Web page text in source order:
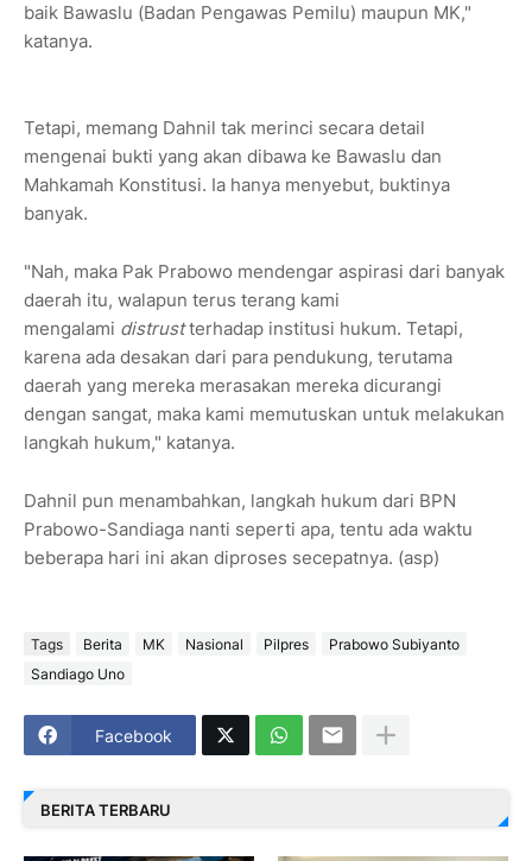
baik Bawaslu (Badan Pengawas Pemilu) maupun MK,"
katanya.
Tetapi, memang Dahnil tak merinci secara detail
mengenai bukti yang akan dibawa ke Bawaslu dan
Mahkamah Konstitusi. Ia hanya menyebut, buktinya
banyak.
"Nah, maka Pak Prabowo mendengar aspirasi dari banyak
daerah itu, walapun terus terang kami
mengalami distrustterhadap institusi hukum. Tetapi,
karena ada desakan dari para pendukung, terutama
daerah yang mereka merasakan mereka dicurangi
dengan sangat, maka kami memutuskan untuk melakukan
langkah hukum," katanya.
Dahnil pun menambahkan, langkah hukum dari BPN
Prabowo-Sandiaga nanti seperti apa, tentu ada waktu
beberapa hari ini akan diproses secepatnya. (asp)
Tags Berita MK Nasional Pilpres
Prabowo Subiyanto
Sandiago Uno
Facebook
BERITA TERBARU